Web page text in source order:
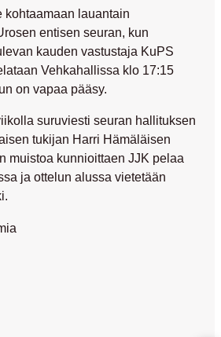
kohtaamaan lauantain
entisen seuran, kun
kauden vastustaja KuPS
Vehkahallissa klo 17:15
on vapaa pääsy.
suruviesti seuran hallituksen
tukijan Harri Hämäläisen
muistoa kunnioittaen JJK pelaa
ja ottelun alussa vietetään